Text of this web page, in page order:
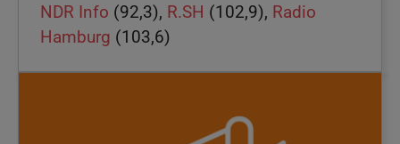
NDR Info (92,3), R.SH (102,9), Radio
Hamburg (103,6)